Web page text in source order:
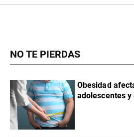
NO TE PIERDAS
Obesidad
adolescentes y